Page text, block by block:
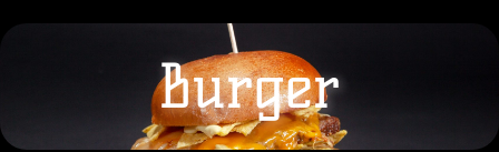
Burger